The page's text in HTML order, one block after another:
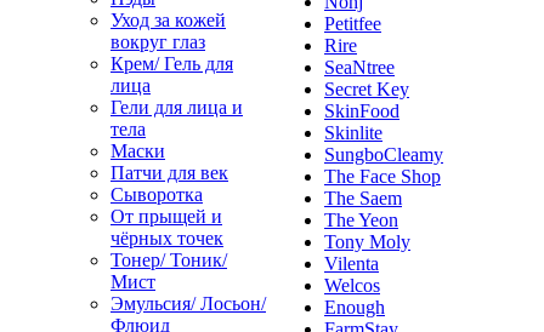
Уход за кожей
вокруг глаз
Крем/ Гель для
лица
Гели для лица и
тела
Маски
Патчи для век
Сыворотка
От прыщей и
чёрных точек
Тонер/ Тоник/
Мист
Эмульсия/ Лосьон/
Флюид
Petitfee
Rire
SeaNtree
Secret Key
SkinFood
Skinlite
SungboCleamy
The Face Shop
The Saem
The Yeon
Tony Moly
Vilenta
Welcos
Enough